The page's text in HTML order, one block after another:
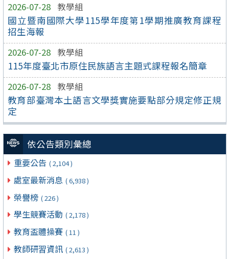
2026-07-28 教學組
國立暨南國際大學115學年度第1學期推廣教育課程
招生海報
2026-07-28 教學組
115年度臺北市原住民族語言主題式課程報名簡章
2026-07-28 教學組
教育部臺灣本土語言文學獎實施要點部分規定修正規
定
依公告類別彙總
重要公告 ( 2,104 )
處室最新消息 ( 6,938 )
榮譽榜 ( 226 )
學生競賽活動 ( 2,178 )
教育盃體操賽 ( 11 )
教師研習資訊 ( 2,613 )